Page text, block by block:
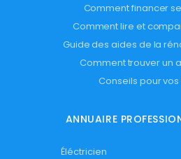
Comment financer
Comment lire et
Guide des aides de la
Comment trouver un
Conseils pour
ANNUAIRE
Éléctricien